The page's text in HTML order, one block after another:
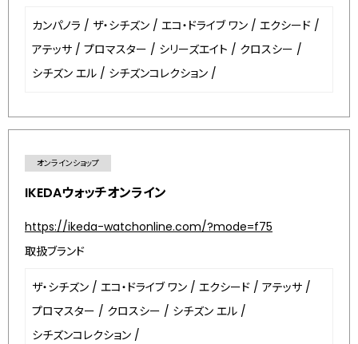
カンパノラ / ザ・シチズン / エコ・ドライブ ワン / エクシード /
アテッサ / プロマスター / シリーズエイト / クロスシー /
シチズン エル / シチズンコレクション /
オンラインショップ
IKEDAウォッチオンライン
https://ikeda-watchonline.com/?mode=f75
取扱ブランド
ザ・シチズン / エコ・ドライブ ワン / エクシード / アテッサ /
プロマスター / クロスシー / シチズン エル /
シチズンコレクション /